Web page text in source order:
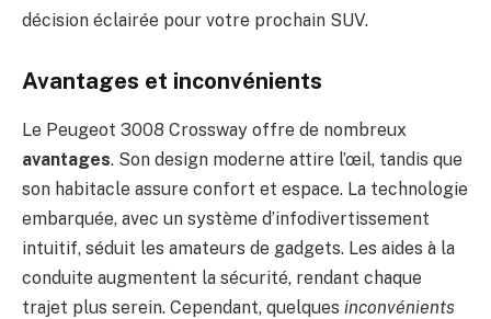
décision éclairée pour votre prochain SUV.
Avantages et inconvénients
Le Peugeot 3008 Crossway offre de nombreux
avantages. Son design moderne attire l’œil, tandis que
son habitacle assure confort et espace. La technologie
embarquée, avec un système d’infodivertissement
intuitif, séduit les amateurs de gadgets. Les aides à la
conduite augmentent la sécurité, rendant chaque
trajet plus serein. Cependant, quelques inconvénients